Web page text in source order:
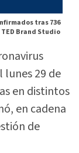
tras 736
Brand Studio
29 de
en distintos
en cadena
de